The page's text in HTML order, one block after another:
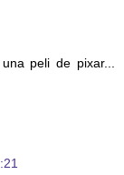
peli de pixar...